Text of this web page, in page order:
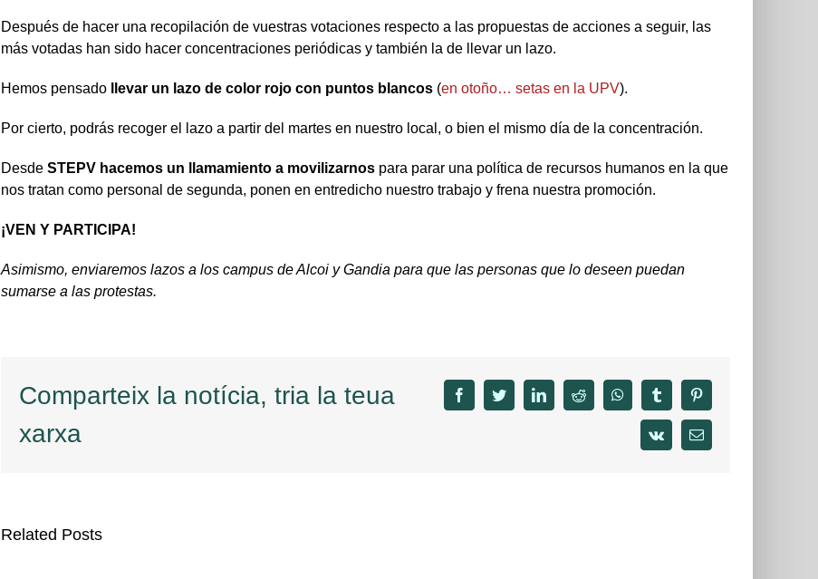
Después de hacer una recopilación de vuestras votaciones respecto a las propuestas de acciones a seguir, las
más votadas han sido hacer concentraciones periódicas y también la de llevar un lazo.
Hemos pensado llevar un lazo de color rojo con puntos blancos(en otoño… setas en la UPV).
Por cierto, podrás recoger el lazo a partir del martes en nuestro local, o bien el mismo día de la concentración.
Desde STEPV hacemos un llamamiento a movilizarnospara parar una política de recursos humanos en la que
nos tratan como personal de segunda, ponen en entredicho nuestro trabajo y frena nuestra promoción.
¡VEN Y PARTICIPA!
Asimismo, enviaremos lazos a los campus de Alcoi y Gandia para que las personas que lo deseen puedan
sumarse a las protestas.
Comparteix la notícia, tria la teua
xarxa
facebooktwitter linkedinreddit whatsapptumblrpinterest
vk Email
Related Posts